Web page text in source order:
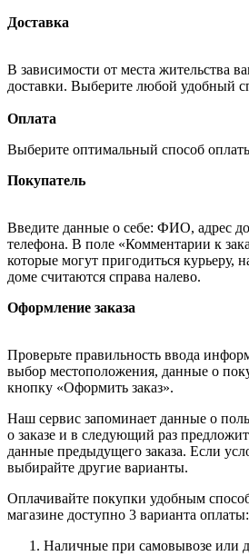
Доставка
В зависимости от места жительства
доставки. Выберите любой удобный
Оплата
Выберите оптимальный способ
Покупатель
Введите данные о себе: ФИО, адрес
телефона. В поле «Комментарии к
которые могут пригодиться курьеру,
доме считаются справа налево.
Оформление заказа
Проверьте правильность ввода
выбор местоположения, данные о
кнопку «Оформить заказ».
Наш сервис запоминает данные о
о заказе и в следующий раз
данные предыдущего заказа. Если
выбирайте другие варианты.
Оплачивайте покупки удобным
магазине доступно 3 варианта оплаты:
Наличные при самовывозе или